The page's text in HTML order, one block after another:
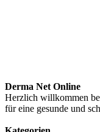
Derma Net Online
Herzlich willkommen
für eine gesunde und